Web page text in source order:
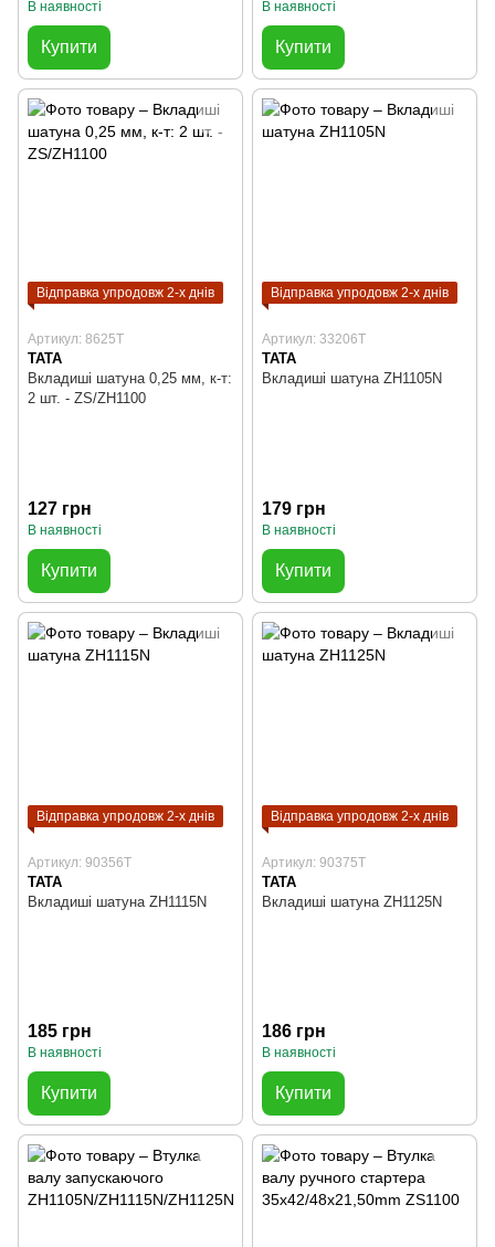
В наявності
Купити
В наявності
Купити
Відправка упродовж 2-х днів
Артикул: 8625T
TATA
Вкладиші шатуна 0,25 мм, к-т:
2 шт. - ZS/ZH1100
127 грн
В наявності
Купити
Відправка упродовж 2-х днів
Артикул: 33206T
TATA
Вкладиші шатуна ZH1105N
179 грн
В наявності
Купити
Відправка упродовж 2-х днів
Артикул: 90356T
TATA
Вкладиші шатуна ZH1115N
185 грн
В наявності
Купити
Відправка упродовж 2-х днів
Артикул: 90375T
TATA
Вкладиші шатуна ZH1125N
186 грн
В наявності
Купити